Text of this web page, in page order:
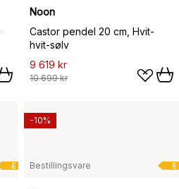
Noon
Castor pendel 20 cm, Hvit-
hvit-sølv
9 619 kr
10 699 kr
E E
Bestillingsvare
-10%